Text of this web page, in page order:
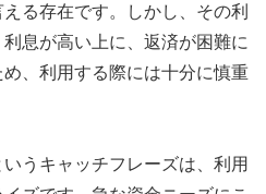
る存在です。しかし、その利
息が高い上に、返済が困難に
、利用する際には十分に慎重
いうキャッチフレーズは、利用